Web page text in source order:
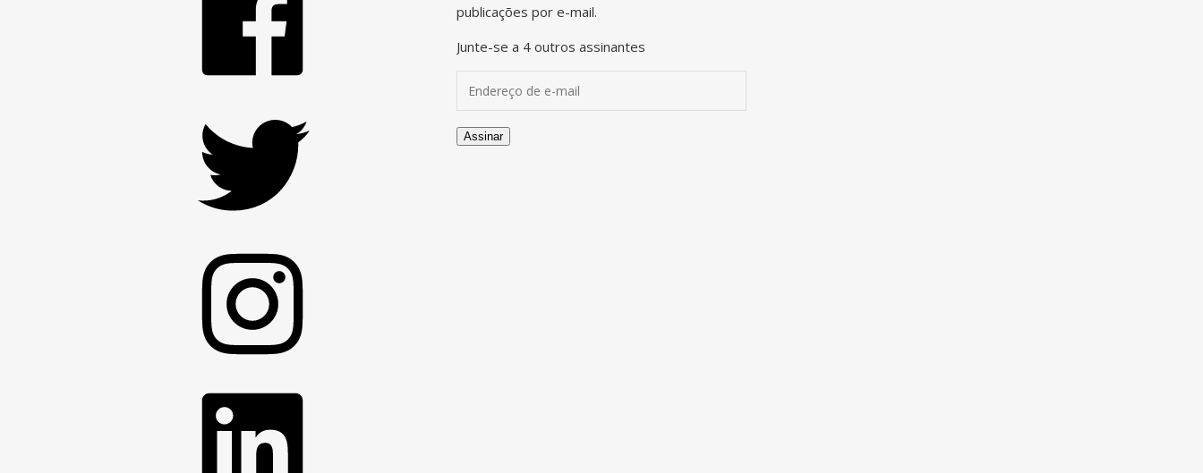
publicações por e-mail.
Junte-se a 4 outros assinantes
Assinar